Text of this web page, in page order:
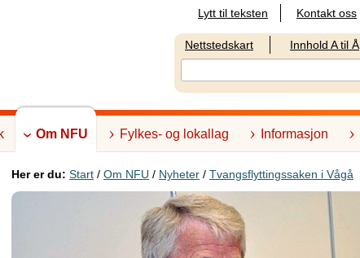
Lytt til teksten Kontakt oss
Nettstedskart Innhold A til Å
Om NFU Fylkes- og lokallag Informasjon
Her er du: Start / Om NFU / Nyheter / Tvangsflyttingssaken i Vågå